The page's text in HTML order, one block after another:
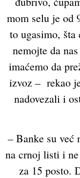
mom selu je od
to ugasimo, šta
nemojte da
imaćemo da
izvoz – rekao
nadovezali i
– Banke su već
na crnoj listi i
za 15 posto.